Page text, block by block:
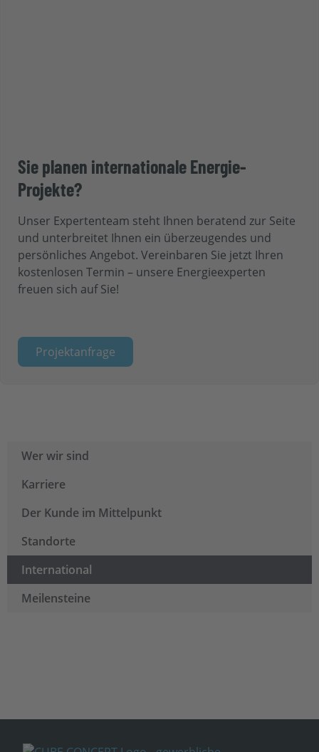
Sie planen internationale Energie-
Projekte?
Unser Expertenteam steht Ihnen beratend zur Seite
und unterbreitet Ihnen ein überzeugendes und
persönliches Angebot. Vereinbaren Sie jetzt Ihren
kostenlosen Termin – unsere Energieexperten
freuen sich auf Sie!
Projektanfrage
Wer wir sind
Karriere
Der Kunde im Mittelpunkt
Standorte
International
Meilensteine